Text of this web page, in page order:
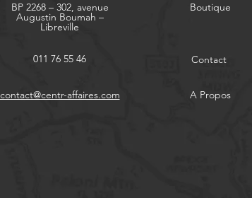
BP 2268 – 302, avenue
Augustin Boumah –
Libreville
011 76 55 46
contact@centr-affaires.com
Boutique
Contact
A Propos